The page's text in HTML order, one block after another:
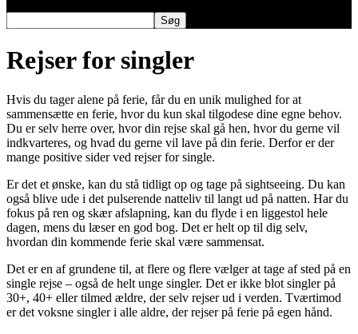
Rejser for singler
Hvis du tager alene på ferie, får du en unik mulighed for at
sammensætte en ferie, hvor du kun skal tilgodese dine egne behov.
Du er selv herre over, hvor din rejse skal gå hen, hvor du gerne vil
indkvarteres, og hvad du gerne vil lave på din ferie. Derfor er der
mange positive sider ved rejser for single.
Er det et ønske, kan du stå tidligt op og tage på sightseeing. Du kan
også blive ude i det pulserende natteliv til langt ud på natten. Har du
fokus på ren og skær afslapning, kan du flyde i en liggestol hele
dagen, mens du læser en god bog. Det er helt op til dig selv,
hvordan din kommende ferie skal være sammensat.
Det er en af grundene til, at flere og flere vælger at tage af sted på en
single rejse – også de helt unge singler. Det er ikke blot singler på
30+, 40+ eller tilmed ældre, der selv rejser ud i verden. Tværtimod
er det voksne singler i alle aldre, der rejser på ferie på egen hånd.